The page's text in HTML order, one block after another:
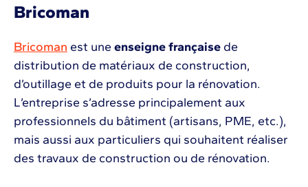
Bricoman
Bricoman est une enseigne française de
distribution de matériaux de construction,
d’outillage et de produits pour la rénovation.
L’entreprise s’adresse principalement aux
professionnels du bâtiment (artisans, PME, etc.),
mais aussi aux particuliers qui souhaitent réaliser
des travaux de construction ou de rénovation.